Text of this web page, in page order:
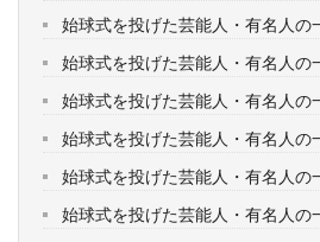
始球式を投げた芸能人・有名人の
始球式を投げた芸能人・有名人の
始球式を投げた芸能人・有名人の
始球式を投げた芸能人・有名人の
始球式を投げた芸能人・有名人の
始球式を投げた芸能人・有名人の